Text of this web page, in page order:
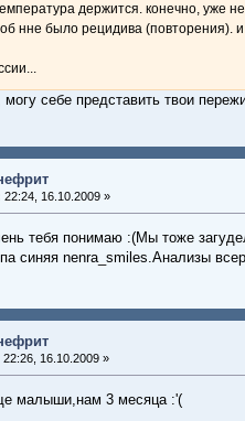
держится. конечно, уже
нне было рецидива (повторения).
себе представить твои
22:24, 16.10.2009 »
тебя понимаю :(Мы тоже
синяя nenra_smiles.Анализы
22:26, 16.10.2009 »
малыши,нам 3 месяца :'(